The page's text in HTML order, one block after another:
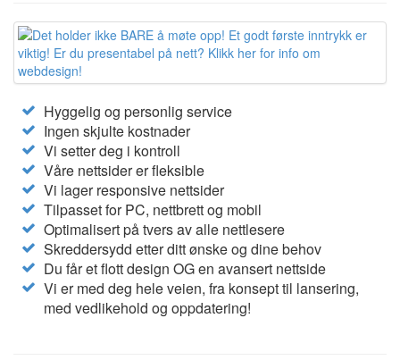
Hyggelig og personlig service
Ingen skjulte kostnader
Vi setter deg i kontroll
Våre nettsider er fleksible
Vi lager responsive nettsider
Tilpasset for PC, nettbrett og mobil
Optimalisert på tvers av alle nettlesere
Skreddersydd etter ditt ønske og dine behov
Du får et flott design OG en avansert nettside
Vi er med deg hele veien, fra konsept til lansering,
med vedlikehold og oppdatering!